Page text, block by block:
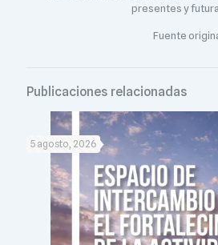
presentes y
Fuente
Publicaciones relacionadas
5 agosto, 2026